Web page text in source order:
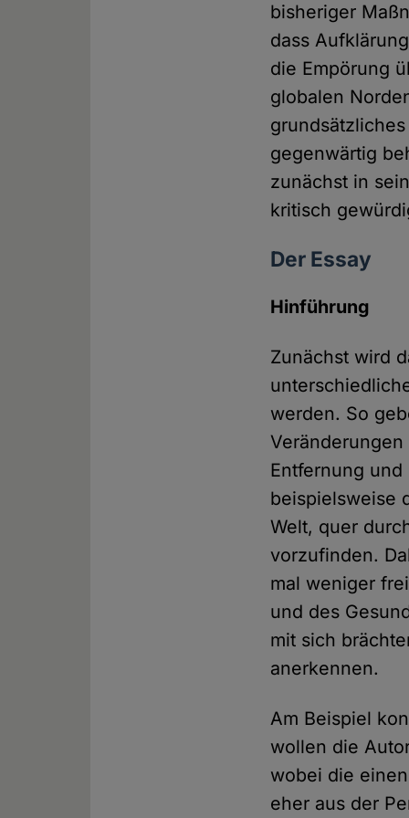
bisheriger
dass
die Empörung
globalen
gegenwärtig
zunächst in
kritisch
Der Essay
Hinführung
Zunächst wird
werden. So
Entfernung
beispielsweise
Welt, quer
vorzufinden.
mal weniger
und des
mit sich
anerkennen.
Am Beispiel
wollen die
wobei die
eher aus der